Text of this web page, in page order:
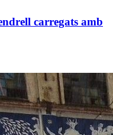
carregats amb